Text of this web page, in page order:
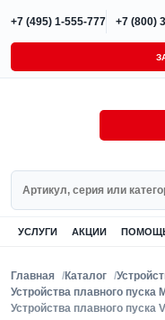
+7 (495) 1-555-777 +7 (800)
УСЛУГИ АКЦИИ
Главная Каталог
Устройства плавного пуска
Устройства плавного пуска